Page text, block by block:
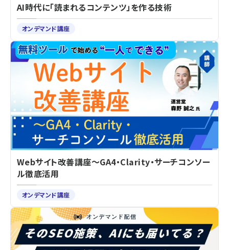
AI時代に「読まれるコンテンツ」を作る技術
オンデマンド講座
Webサイト改善講座～GA4・Clarity・サーチコンソー
ル徹底活用
オンデマンド講座